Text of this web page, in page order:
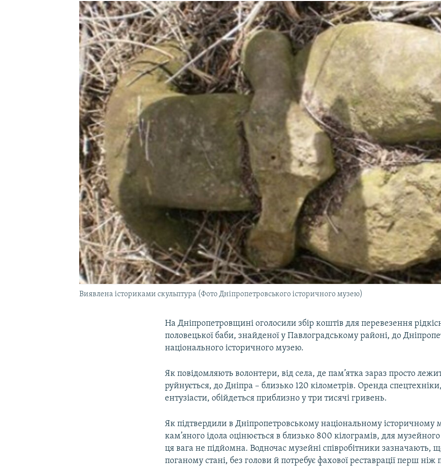
Виявлена істориками скульптура (Фото Дніпропетровського історичного музею)
На Дніпропетровщині оголосили збір коштів для перевезення
половецької баби, знайденої у Павлоградському районі, до
національного історичного музею.
Як повідомляють волонтери, від села, де пам’ятка зараз просто
руйнується, до Дніпра – близько 120 кілометрів. Оренда
ентузіасти, обійдеться приблизно у три тисячі гривень.
Як підтвердили в Дніпропетровському національному історичному
кам’яного ідола оцінюється в близько 800 кілограмів, для
ця вага не підйомна. Водночас музейні співробітники зазначають,
поганому стані, без голови й потребує фахової реставрації перш ніж